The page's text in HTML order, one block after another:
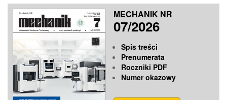
MECHANIK NR
07/2026
Spis treści
Prenumerata
Roczniki PDF
Numer okazowy